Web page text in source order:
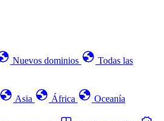
Nuevos dominios
Todas las
Asia África
Oceanía